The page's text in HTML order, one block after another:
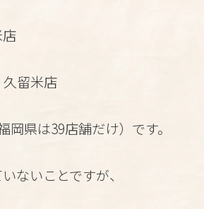
留米店
岡県は39店舗だけ）です。
ないことですが、